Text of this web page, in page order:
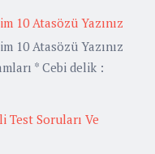
10 Atasözü Yazınız
10 Atasözü Yazınız
* Cebi delik :
Test Soruları Ve